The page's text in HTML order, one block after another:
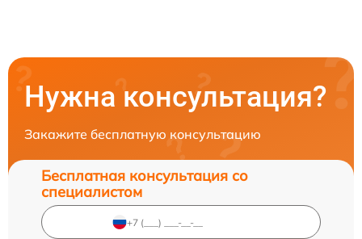
Нужна консультация?
Закажите бесплатную консультацию
Бесплатная консультация со
специалистом